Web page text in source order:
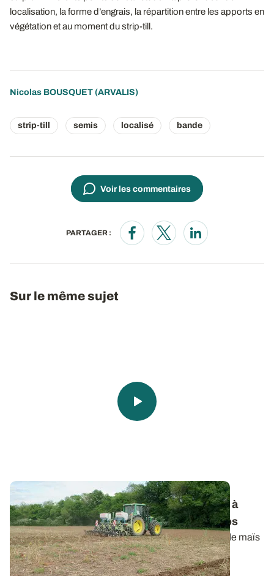
localisation, la forme d’engrais, la répartition entre les apports en
végétation et au moment du strip-till.
Nicolas BOUSQUET (ARVALIS)
strip-till semis localisé bande
Voir les commentaires
PARTAGER :
Opens in a new window
Opens in a new window
Opens in a new
Sur le même sujet
Préparation du sol - Strip-till : les réglages à
privilégier pour des passages de printemps
La réussite de la technique strip-till avant le semis de maïs
passe par le respect de...
29 MARS 2018